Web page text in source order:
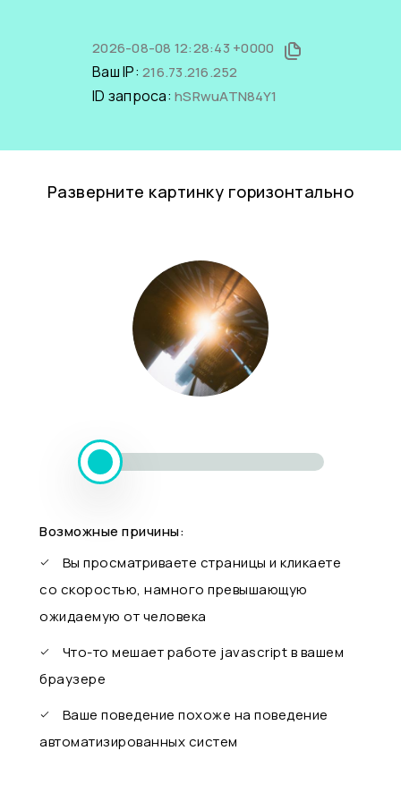
2026-08-08 12:28:43 +0000
Ваш IP: 216.73.216.252
ID запроса: hSRwuATN84Y1
Разверните картинку горизонтально
Возможные причины:
Вы просматриваете страницы и кликаете
со скоростью, намного превышающую
ожидаемую от человека
Что-то мешает работе javascript в вашем
браузере
Ваше поведение похоже на поведение
автоматизированных систем